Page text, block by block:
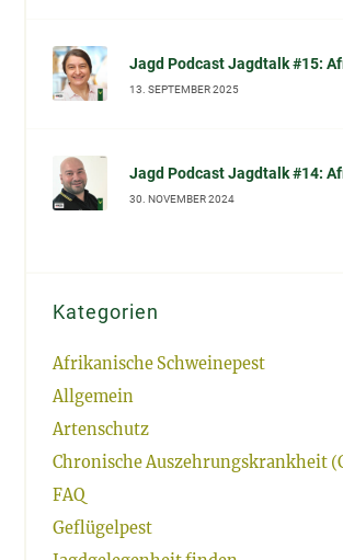
13. SEPTEMBER 2025
30. NOVEMBER 2024
Kategorien
Afrikanische Schweinepest
Allgemein
Artenschutz
Chronische Auszehrungskrankheit
FAQ
Geflügelpest